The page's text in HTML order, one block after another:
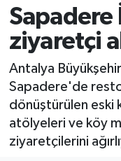
Sapadere
ziyaretçi
Antalya
Sapadere'de
dönüştürülen eski
atölyeleri ve köy
ziyaretçilerini
EKONOMİ
TURİZM
Trafik Durumu
Süper Lig
Son Dakika